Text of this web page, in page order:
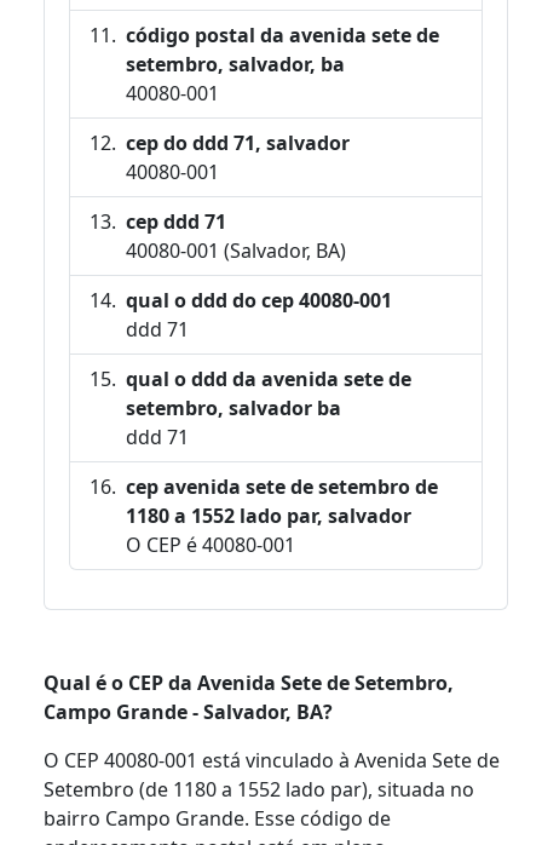
código postal da avenida sete de
setembro, salvador, ba
40080-001
cep do ddd 71, salvador
40080-001
cep ddd 71
40080-001 (Salvador, BA)
qual o ddd do cep 40080-001
ddd 71
qual o ddd da avenida sete de
setembro, salvador ba
ddd 71
cep avenida sete de setembro de
1180 a 1552 lado par, salvador
O CEP é 40080-001
Qual é o CEP da Avenida Sete de Setembro,
Campo Grande - Salvador, BA?
O CEP 40080-001 está vinculado à Avenida Sete de
Setembro (de 1180 a 1552 lado par), situada no
bairro Campo Grande. Esse código de